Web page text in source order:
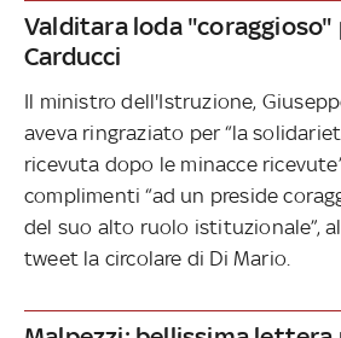
Valditara loda "coraggioso"
Carducci
Il ministro dell'Istruzione,
aveva ringraziato per “la
ricevuta dopo le minacce
complimenti “ad un preside
del suo alto ruolo istituzionale”,
tweet la circolare di Di Mario.